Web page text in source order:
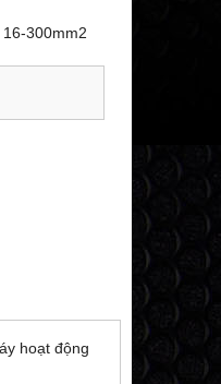
300mm2
hoạt động